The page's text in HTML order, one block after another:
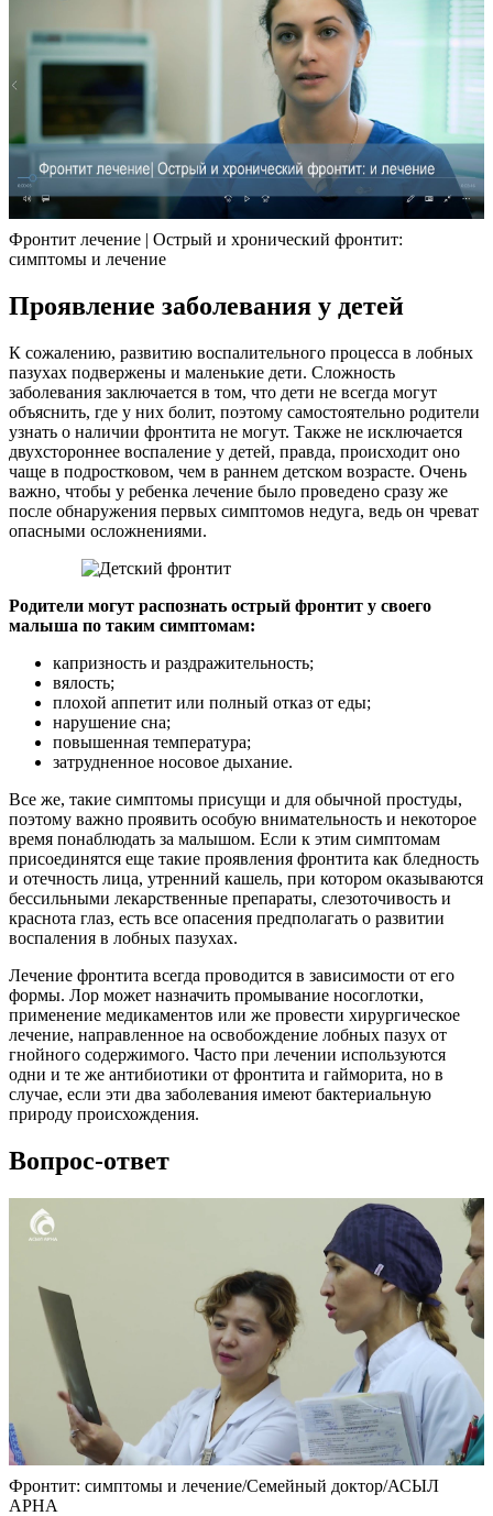
Фронтит лечение | Острый и хронический фронтит:
симптомы и лечение
Проявление заболевания у детей
К сожалению, развитию воспалительного процесса в лобных
пазухах подвержены и маленькие дети. Сложность
заболевания заключается в том, что дети не всегда могут
объяснить, где у них болит, поэтому самостоятельно родители
узнать о наличии фронтита не могут. Также не исключается
двухстороннее воспаление у детей, правда, происходит оно
чаще в подростковом, чем в раннем детском возрасте. Очень
важно, чтобы у ребенка лечение было проведено сразу же
после обнаружения первых симптомов недуга, ведь он чреват
опасными осложнениями.
Родители могут распознать острый фронтит у своего
малыша по таким симптомам:
капризность и раздражительность;
вялость;
плохой аппетит или полный отказ от еды;
нарушение сна;
повышенная температура;
затрудненное носовое дыхание.
Все же, такие симптомы присущи и для обычной простуды,
поэтому важно проявить особую внимательность и некоторое
время понаблюдать за малышом. Если к этим симптомам
присоединятся еще такие проявления фронтита как бледность
и отечность лица, утренний кашель, при котором оказываются
бессильными лекарственные препараты, слезоточивость и
краснота глаз, есть все опасения предполагать о развитии
воспаления в лобных пазухах.
Лечение фронтита всегда проводится в зависимости от его
формы. Лор может назначить промывание носоглотки,
применение медикаментов или же провести хирургическое
лечение, направленное на освобождение лобных пазух от
гнойного содержимого. Часто при лечении используются
одни и те же антибиотики от фронтита и гайморита, но в
случае, если эти два заболевания имеют бактериальную
природу происхождения.
Вопрос-ответ
Фронтит: симптомы и лечение/Семейный доктор/АСЫЛ
АРНА